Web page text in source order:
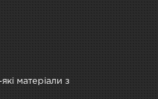
матеріали з